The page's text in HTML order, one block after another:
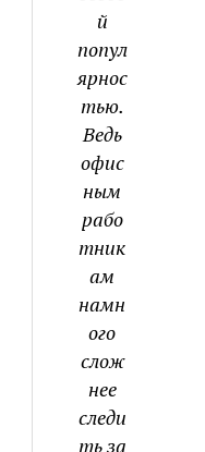
й
попул
ярнос
тью.
Ведь
офис
ным
рабо
тник
ам
намн
ого
слож
нее
следи
ть за